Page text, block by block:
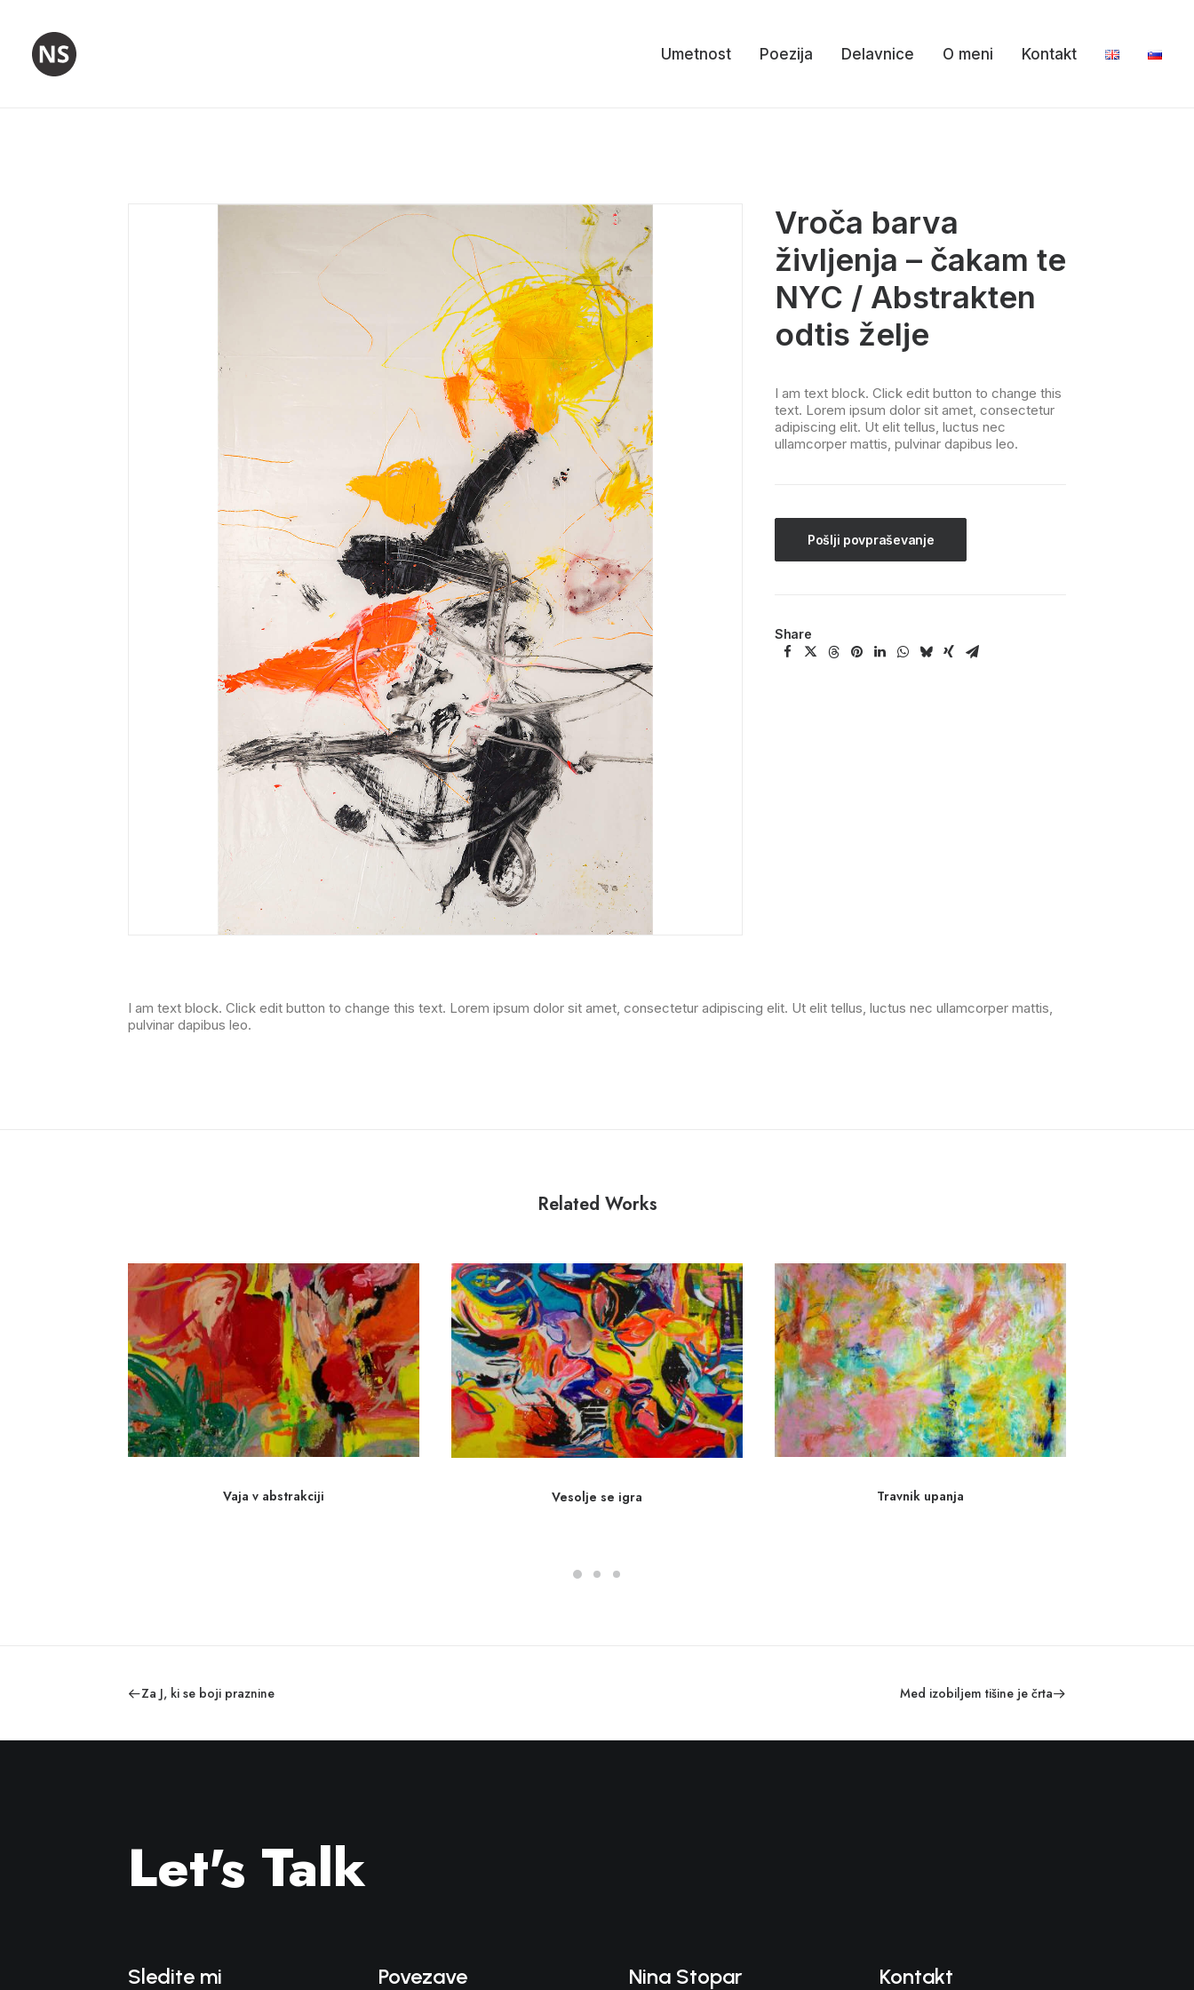
Umetnost Poezija Delavnice O meni Kontakt
Vroča barva
življenja – čakam te
NYC / Abstrakten
odtis želje
I am text block. Click edit button to change this
text. Lorem ipsum dolor sit amet, consectetur
adipiscing elit. Ut elit tellus, luctus nec
ullamcorper mattis, pulvinar dapibus leo.
Pošlji povpraševanje
Share
I am text block. Click edit button to change this text. Lorem ipsum dolor sit amet, consectetur adipiscing elit. Ut elit tellus, luctus nec ullamcorper mattis,
pulvinar dapibus leo.
Related Works
Vaja v abstrakciji Vesolje se igra Travnik upanja
Za J, ki se boji praznine Med izobiljem tišine je črta
Let's Talk
Sledite mi Povezave Nina Stopar Kontakt